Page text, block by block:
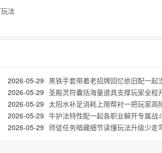
法
2026-05-29 黑铁手套带着老招牌回忆依旧配一起
2026-05-29 圣殿灵符囊括海量道具支撑玩家全程
2026-05-29 太阳水补足消耗上限帮衬一把玩家高
2026-05-29 牛护法特性配一起各职业解开专属战
2026-05-29 师徒任务暗藏细节读懂玩法升级少走